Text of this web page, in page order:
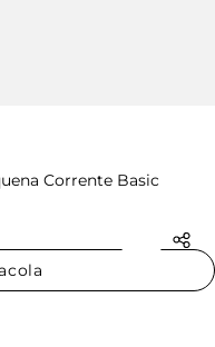
Corrente Basic